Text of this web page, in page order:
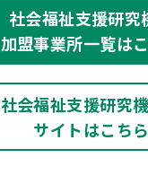
社会福祉支援研究
加盟事業所一覧は
社会福祉支援研究
サイトはこちら